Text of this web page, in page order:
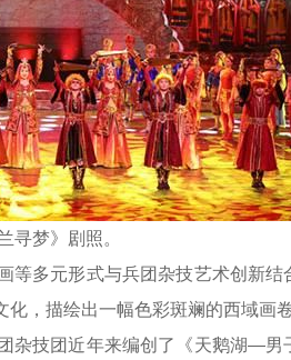
寻梦》剧照。
多元形式与兵团杂技艺术创新结
，描绘出一幅色彩斑斓的西域画卷
技团近年来编创了《天鹅湖—男